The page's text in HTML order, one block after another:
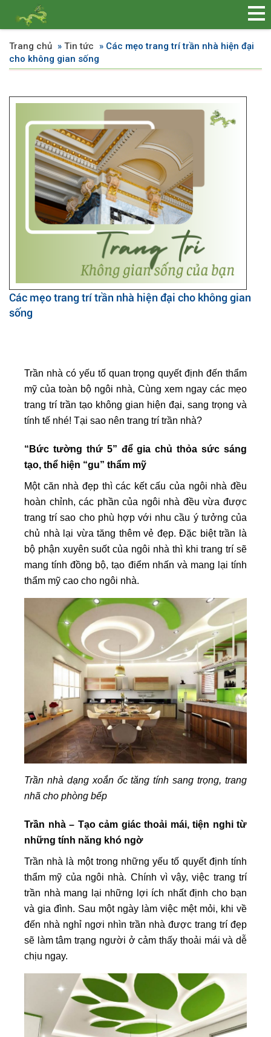
Trang chủ » Tin tức » Các mẹo trang trí trần nhà hiện đại
cho không gian sống
Các mẹo trang trí trần nhà hiện đại cho không gian
sống
Trần nhà có yếu tố quan trọng quyết định đến thẩm
mỹ của toàn bộ ngôi nhà, Cùng xem ngay các mẹo
trang trí trần tạo không gian hiện đại, sang trọng và
tính tế nhé! Tại sao nên trang trí trần nhà?
“Bức tường thứ 5” để gia chủ thỏa sức sáng
tạo, thể hiện “gu” thẩm mỹ
Một căn nhà đẹp thì các kết cấu của ngôi nhà đều
hoàn chỉnh, các phần của ngôi nhà đều vừa được
trang trí sao cho phù hợp với nhu cầu ý tưởng của
chủ nhà lại vừa tăng thêm vẻ đẹp. Đặc biệt trần là
bộ phận xuyên suốt của ngôi nhà thì khi trang trí sẽ
mang tính đồng bộ, tạo điểm nhấn và mang lại tính
thẩm mỹ cao cho ngôi nhà.
Trần nhà dạng xoắn ốc tăng tính sang trọng, trang
nhã cho phòng bếp
Trần nhà – Tạo cảm giác thoải mái, tiện nghi từ
những tính năng khó ngờ
Trần nhà là một trong những yếu tố quyết định tính
thẩm mỹ của ngôi nhà. Chính vì vậy, việc trang trí
trần nhà mang lại những lợi ích nhất định cho bạn
và gia đình. Sau một ngày làm việc mệt mỏi, khi về
đến nhà nghỉ ngơi nhìn trần nhà được trang trí đẹp
sẽ làm tâm trạng người ở cảm thấy thoải mái và dễ
chịu ngay.